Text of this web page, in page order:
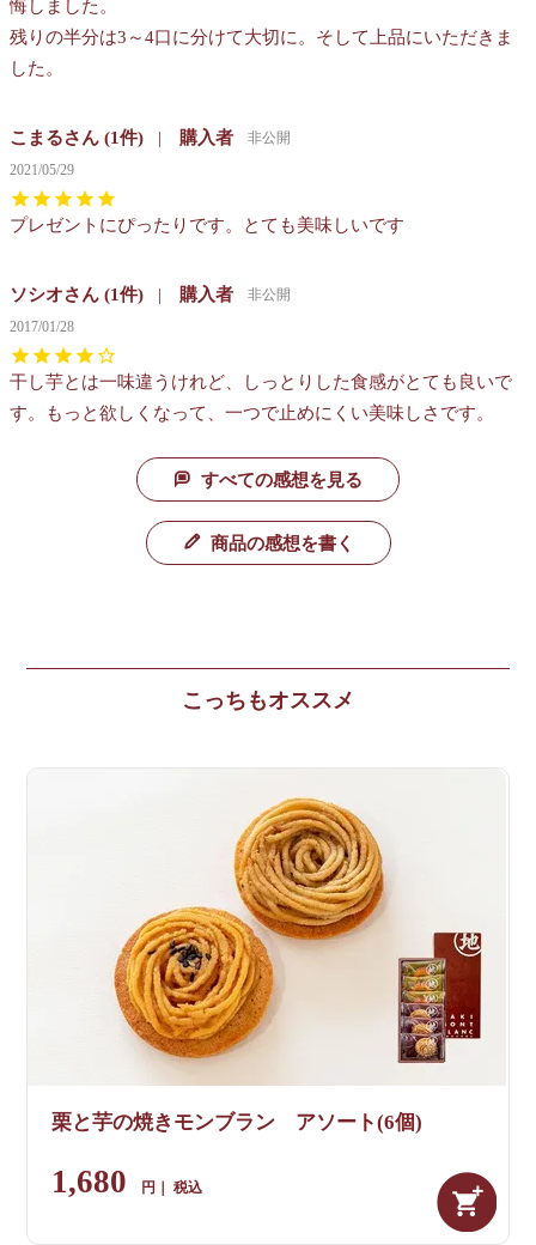
悔しました。
残りの半分は3～4口に分けて大切に。そして上品にいただきま
した。
こまる 1 購入者
非公開
2021/05/29
プレゼントにぴったりです。とても美味しいです
ソシオ 1 購入者
非公開
2017/01/28
干し芋とは一味違うけれど、しっとりした食感がとても良いで
す。もっと欲しくなって、一つで止めにくい美味しさです。
栗と芋の焼きモンブラン アソート(6個)
1,680 税込